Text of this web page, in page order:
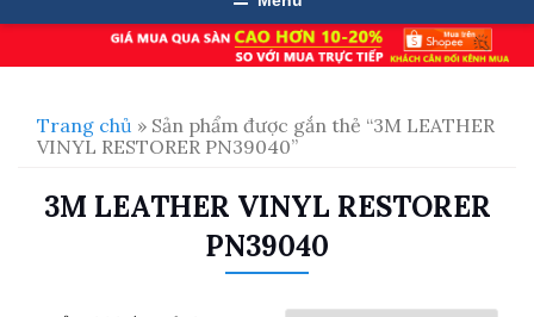
Trang chủ » Sản phẩm được gắn thẻ “3M LEATHER
VINYL RESTORER PN39040”
3M LEATHER VINYL RESTORER
PN39040